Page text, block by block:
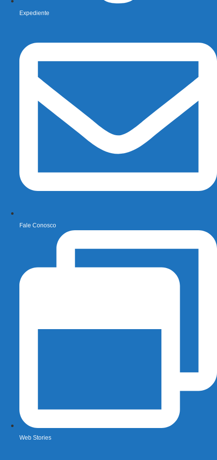
Expediente
Fale Conosco
Web Stories